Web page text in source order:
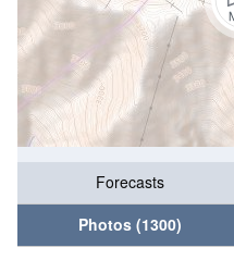
Forecasts
Photos (1300)